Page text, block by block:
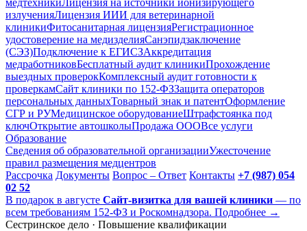
медтехникиЛицензия на источники ионизирующего
излученияЛицензия ИИИ для ветеринарной
клиникиФитосанитарная лицензияРегистрационное
удостоверение на медизделияСанэпидзаключение
(СЭЗ)Подключение к ЕГИСЗАккредитация
медработниковБесплатный аудит клиникиПрохождение
выездных проверокКомплексный аудит готовности к
проверкамСайт клиники по 152-ФЗЗащита операторов
персональных данныхТоварный знак и патентОформление
СГР и РУМедицинское оборудованиеШтрафстоянка под
ключОткрытие автошколыПродажа ОООВсе услуги
Образование
Сведения об образовательной организацииУжесточение
правил размещения медцентров
Рассрочка Документы Вопрос – Ответ Контакты +7 (987) 054
02 52
В подарок в августе Сайт-визитка для вашей клиники — по
всем требованиям 152-ФЗ и Роскомнадзора. Подробнее →
Сестринское дело · Повышение квалификации